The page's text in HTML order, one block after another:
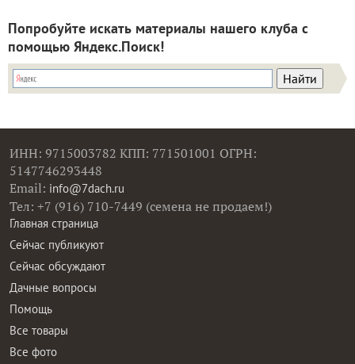
Попробуйте искать материалы нашего клуба с
помощью Яндекс.Поиск!
ИНН: 9715003782 КПП: 771501001 ОГРН:
5147746293448
Email: info@7dach.ru
Тел: +7 (916) 710-7449 (семена не продаем!)
Главная страница
Сейчас публикуют
Сейчас обсуждают
Дачные вопросы
Помощь
Все товары
Все фото